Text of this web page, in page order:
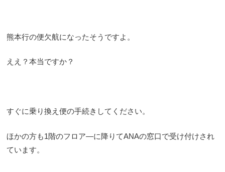
熊本行の便欠航になったそうですよ。
ええ？本当ですか？
すぐに乗り換え便の手続きしてください。
ほかの方も1階のフロア―に降りてANAの窓口で受け付けされ
ています。